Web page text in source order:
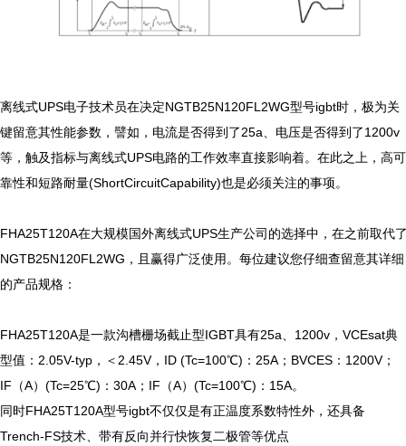
离线式UPS电子技术员在决定NGTB25N120FL2WG型号igbt时，极为关
键留意其性能参数，譬如，电流是否得到了25a、电压是否得到了1200v
等，触及指标与离线式UPS电路的工作效率直接影响着。在此之上，高可
靠性和短路耐量(ShortCircuitCapability)也是必须关注的事项。
FHA25T120A在大规模国外离线式UPS生产公司的选择中，在之前取代
NGTB25N120FL2WG，且赢得广泛使用。每位建议您仔细查留意其详细
的产品规格：
FHA25T120A是一款沟槽栅场截止型IGBT具有25a、1200v，VCEsat典
型值：2.05V-typ，＜2.45V，ID (Tc=100℃)：25A；BVCES：1200V；
IF（A）(Tc=25℃)：30A；IF（A）(Tc=100℃)：15A。
同时FHA25T120A型号igbt不仅仅是有正温度系数特性外，还具备
Trench-FS技术、带有反向并行快恢复二极管等优点